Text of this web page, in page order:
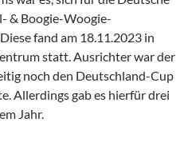
& Boogie-Woogie-
fand am 18.11.2023 in
statt. Ausrichter war der
noch den Deutschland-Cup
Allerdings gab es hierfür drei
Jahr.